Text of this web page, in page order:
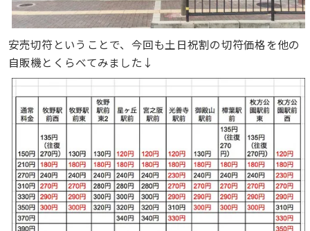
安売切符ということで、今回も土日祝割の切符価格を他の
自販機とくらべてみました↓